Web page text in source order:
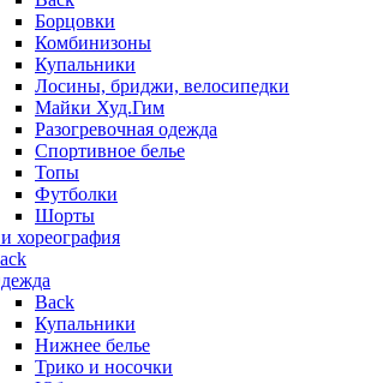
Борцовки
Комбинизоны
Купальники
Лосины, бриджи, велосипедки
Майки Худ.Гим
Разогревочная одежда
Спортивное белье
Топы
Футболки
Шорты
хореография
Back
Купальники
Нижнее белье
Трико и носочки